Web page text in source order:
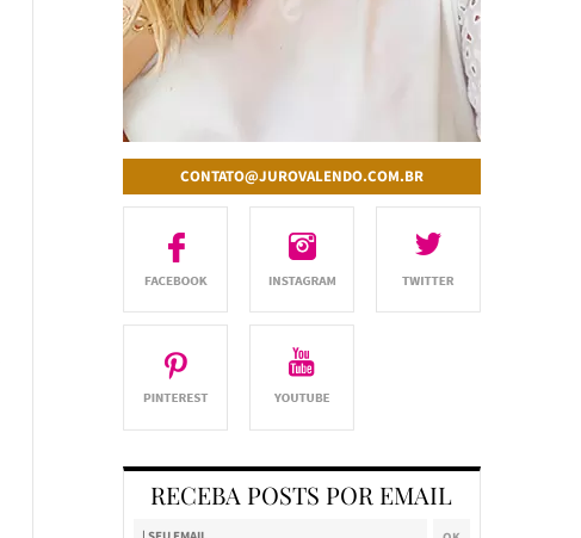
CONTATO@JUROVALENDO.COM.BR
RECEBA POSTS POR EMAIL